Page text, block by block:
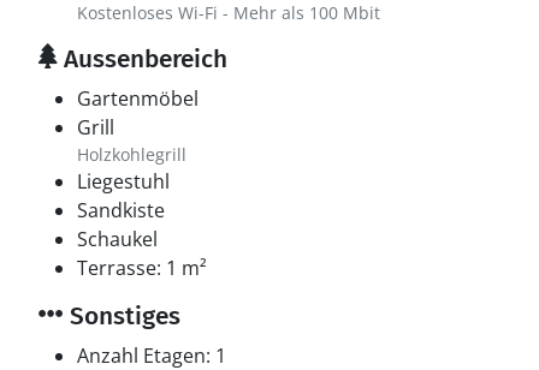
Kostenloses Wi-Fi - Mehr als 100 Mbit
Aussenbereich
Gartenmöbel
Grill
Holzkohlegrill
Liegestuhl
Sandkiste
Schaukel
Terrasse: 1 m²
Sonstiges
Anzahl Etagen: 1